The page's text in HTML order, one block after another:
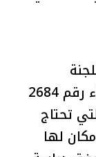
المشكلة بقرار رئيس مجلس الوزراء رقم 2684
تحتاج
لها